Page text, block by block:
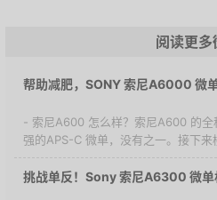
阅读更
帮助减肥，SONY 索尼A6000 微
- 索尼A600 怎么样？索尼A600 的
强的APS-C 微单，没有之一。接下来
挑战单反！Sony 索尼A6300 微单